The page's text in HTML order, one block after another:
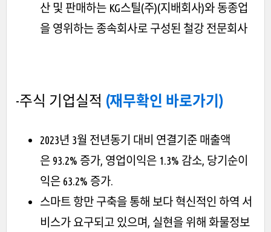
산 및 판매하는 KG스틸(주)(지배회사)와 동종업
을 영위하는 종속회사로 구성된 철강 전문회사
-주식 기업실적 (재무확인 바로가기)
2023년 3월 전년동기 대비 연결기준 매출액
은 93.2% 증가, 영업이익은 1.3% 감소, 당기순이
익은 63.2% 증가.
스마트 항만 구축을 통해 보다 혁신적인 하역 서
비스가 요구되고 있으며, 실현을 위해 화물정보